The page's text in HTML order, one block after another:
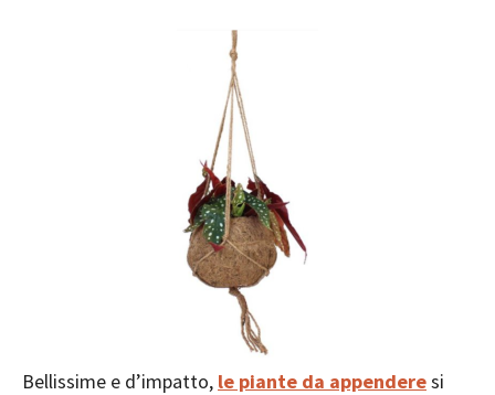
Bellissime e d’impatto, le piante da appenderesi